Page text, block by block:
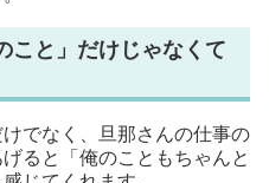
こと」だけじゃなくて
でなく、旦那さんの仕事の
ると「俺のこともちゃんと